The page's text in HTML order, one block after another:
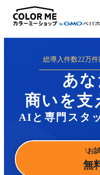
総導入件数22万件
あ
商いを支
AIと専門スタ
お
無